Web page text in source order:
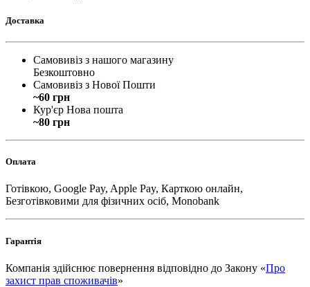
Доставка
Самовивіз з нашого магазину
Безкоштовно
Самовивіз з Нової Пошти
~60 грн
Кур'єр Нова пошта
~80 грн
Оплата
Готівкою, Google Pay, Apple Pay, Карткою онлайн,
Безготівковими для фізичних осіб, Monobank
Гарантія
Компанія здійснює повернення відповідно до Закону «Про
захист прав споживачів»